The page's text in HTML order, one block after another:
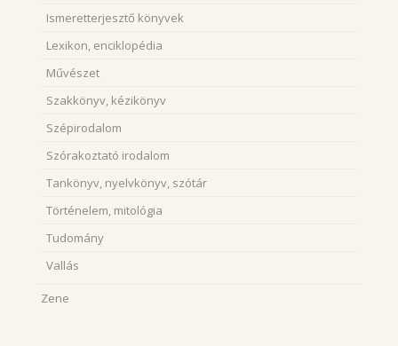
Ismeretterjesztő könyvek
Lexikon, enciklopédia
Művészet
Szakkönyv, kézikönyv
Szépirodalom
Szórakoztató irodalom
Tankönyv, nyelvkönyv, szótár
Történelem, mitológia
Tudomány
Vallás
Zene